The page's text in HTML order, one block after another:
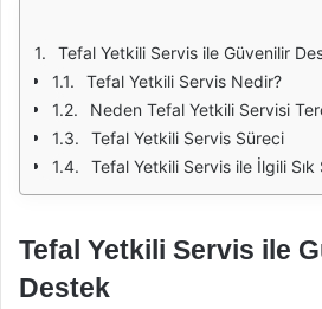
Tefal Yetkili Servis ile Güvenilir
Tefal Yetkili Servis Nedir?
Neden Tefal Yetkili Servisi
Tefal Yetkili Servis Süreci
Tefal Yetkili Servis ile İlgili
Tefal Yetkili Servis ile
Destek